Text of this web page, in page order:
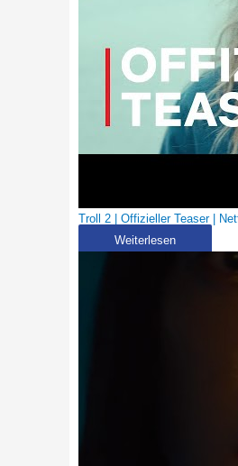
Troll 2 | Offizieller Teaser |
Weiterlesen